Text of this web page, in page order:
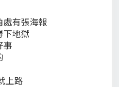
有張海報
下地獄
事
上路